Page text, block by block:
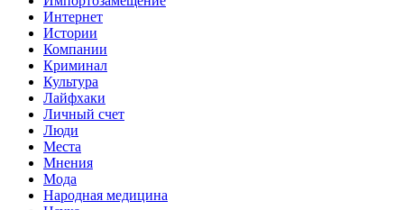
Интернет
Истории
Компании
Криминал
Культура
Лайфхаки
Личный счет
Люди
Места
Мнения
Мода
Народная медицина